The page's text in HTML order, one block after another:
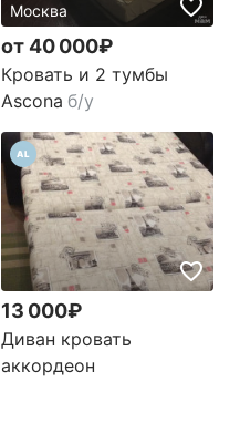
Москва
от 40 000₽
Кровать и 2 тумбы
Ascona б/у
AL
13 000₽
Диван кровать
аккордеон